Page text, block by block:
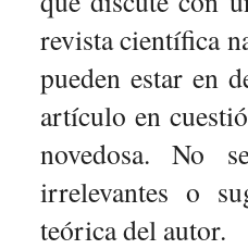
revista científica
pueden estar en
artículo en
novedosa. No
irrelevantes o
teórica del autor.